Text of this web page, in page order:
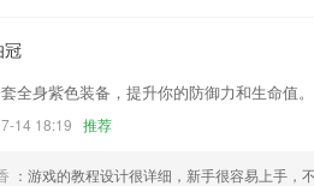
冠
全身紫色装备，提升你的防御力和生命值。
14 18:19 推荐
：游戏的教程设计很详细，新手很容易上手，